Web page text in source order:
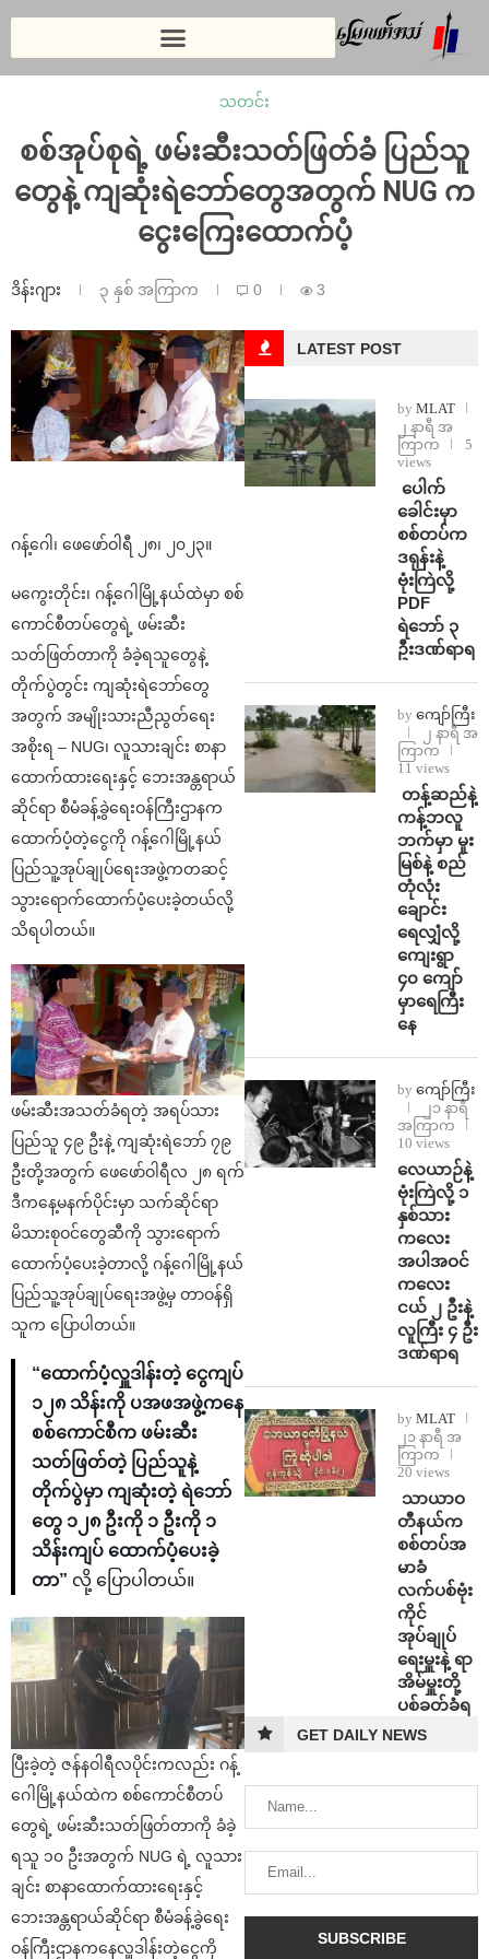
သတင်း
စစ်အုပ်စုရဲ့ ဖမ်းဆီးသတ်ဖြတ်ခံ ပြည်သူ
တွေနဲ့ ကျဆုံးရဲဘော်တွေအတွက် NUG က
ငွေးကြေးထောက်ပံ့
ဒိန်းဂျား ၃ နှစ် အကြာက 0 3
ဂန့်ဂေါ၊ ဖေဖော်ဝါရီ ၂၈၊ ၂၀၂၃။
မကွေးတိုင်း၊ ဂန့်ဂေါမြို့နယ်ထဲမှာ စစ်
ကောင်စီတပ်တွေရဲ့ ဖမ်းဆီး
သတ်ဖြတ်တာကို ခံခဲ့ရသူတွေနဲ့
တိုက်ပွဲတွင်း ကျဆုံးရဲဘော်တွေ
အတွက် အမျိုးသားညီညွတ်ရေး
အစိုးရ – NUG၊ လူသားချင်း စာနာ
ထောက်ထားရေးနှင့် ဘေးအန္တရာယ်
ဆိုင်ရာ စီမံခန့်ခွဲရေးဝန်ကြီးဌာနက
ထောက်ပံ့တဲ့ငွေကို ဂန့်ဂေါမြို့နယ်
ပြည်သူ့အုပ်ချုပ်‌ရေးအဖွဲ့ကတဆင့်
သွားရောက်ထောက်ပံ့ပေးခဲ့တယ်လို့
သိရပါတယ်။
ဖမ်းဆီးအသတ်ခံရတဲ့ အရပ်သား
ပြည်သူ ၄၉ ဦးနဲ့ ကျဆုံးရဲဘော် ၇၉
ဦးတို့အတွက် ဖေဖော်ဝါရီလ ၂၈ ရက်
ဒီကနေ့မနက်ပိုင်းမှာ သက်ဆိုင်ရာ
မိသားစုဝင်တွေဆီကို သွားရောက်
ထောက်ပံ့ပေးခဲ့တာလို့ ဂန့်ဂေါမြို့နယ်
ပြည်သူ့အုပ်ချုပ်‌ရေးအဖွဲ့မှ တာဝန်ရှိ
သူက ပြောပါတယ်။
“ထောက်ပံ့လှူဒါန်းတဲ့ ငွေကျပ်
၁၂၈ သိန်းကို ပအဖအဖွဲ့ကနေ
စစ်‌ကောင်စီက ဖမ်းဆီး
သတ်ဖြတ်တဲ့ ပြည်သူနဲ့
တိုက်ပွဲမှာ ကျဆုံးတဲ့ ရဲဘော်
တွေ ၁၂၈ ဦးကို ၁ ဦးကို ၁
သိန်းကျပ် ထောက်ပံ့ပေးခဲ့
တာ” လို့ ပြောပါတယ်။
ပြီးခဲ့တဲ့ ဇန်နဝါရီလပိုင်းကလည်း ဂန့်
ဂေါမြို့နယ်ထဲက စစ်ကောင်စီတပ်
တွေရဲ့ ဖမ်းဆီးသတ်ဖြတ်တာကို ခံခဲ့
ရသူ ၁၀ ဦးအတွက် NUG ရဲ့ လူသား
ချင်း စာနာထောက်ထားရေးနှင့်
ဘေးအန္တရာယ်ဆိုင်ရာ စီမံခန့်ခွဲရေး
ဝန်ကြီးဌာနကနေလှူဒါန်းတဲ့ငွေကို
LATEST POST
by MLAT
၂ နာရီ အ
ကြာက
5
views
⁩ ⁨ပေါက်
ခေါင်းမှာ
စစ်တပ်က
ဒရုန်းနဲ့
ဗုံးကြဲလို့
PDF
ရဲဘော် ၃
ဦးဒဏ်ရာရ
by ကျော်ကြီး
၂ နာရီ အ
ကြာက
11 views
⁩ ⁨တန့်ဆည်နဲ့
ကန့်ဘလူ
ဘက်မှာ မူး
မြစ်နဲ့ စည်
တုံလုံး
ချောင်း
ရေလျှံလို့
ကျေးရွာ
၄၀ ကျော်
မှာရေကြီး
နေ
by ကျော်ကြီး
၂၁ နာရီ
အကြာက
10 views
⁨လေယာဉ်နဲ့
ဗုံးကြဲလို့ ၁
နှစ်သား
ကလေး
အပါအဝင်
ကလေး
ငယ် ၂ ဦးနဲ့
လူကြီး ၄ ဦး
ဒဏ်ရာရ
by MLAT
၂၁ နာရီ အ
ကြာက
20 views
⁩ ⁨သာယာဝ
တီနယ်က
စစ်တပ်အ
မာခံ
လက်ပစ်ဗုံး
ကိုင်
အုပ်ချုပ်
ရေးမှူးနဲ့ ရာ
အိမ်မှူးတို့
ပစ်ခတ်ခံရ
GET DAILY NEWS